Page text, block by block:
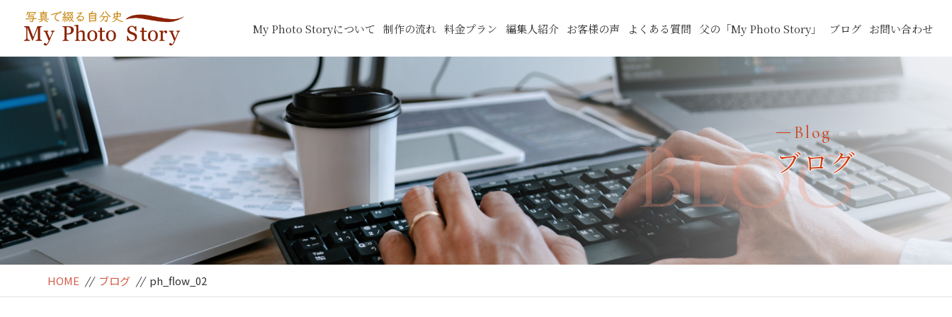
My Photo Storyについて 制作の流れ 料金プラン 編集人紹介 お客様の声 よくある質問 父の「My Photo Story」 ブログ お問い合わせ
Blog
ブログ
Blog
HOME // ブログ // ph_flow_02